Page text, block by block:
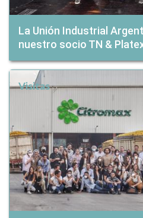
La Unión Industrial
nuestro socio TN &
Visitas